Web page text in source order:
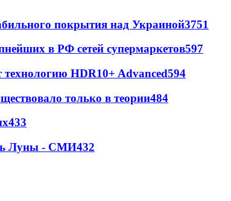
покрытия над Украиной3751
в РФ сетей супермаркетов597
HDR10+ Advanced594
только в теории484
433
Луны - СМИ432